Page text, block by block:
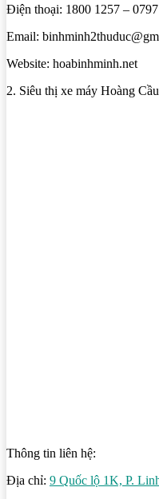
Điện thoại: 1800 1257 –
Email:
Website: hoabinhminh.net
2. Siêu thị xe máy Hoàng
Thông tin liên hệ:
Địa chỉ: 9 Quốc lộ 1K, P.